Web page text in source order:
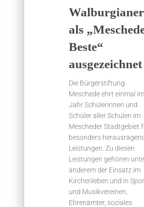
Walburgianer
als
Beste“
ausgezeichnet
Die Bürgerstiftung
Meschede ehrt einmal im
Jahr Schülerinnen und
Schüler aller Schulen im
Mescheder Stadtgebiet
besonders
Leistungen. Zu diesen
Leistungen gehören
anderem der Einsatz im
Kirchenleben und in
und Musikvereinen,
Ehrenämter, soziales